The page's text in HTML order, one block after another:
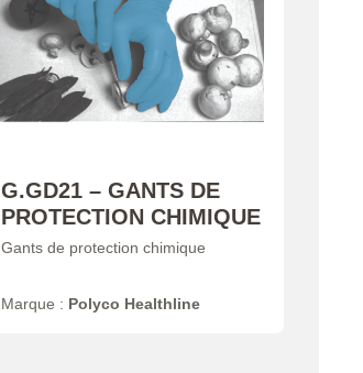
G.GD21 – GANTS DE
PROTECTION CHIMIQUE
Gants de protection chimique
Marque : Polyco Healthline